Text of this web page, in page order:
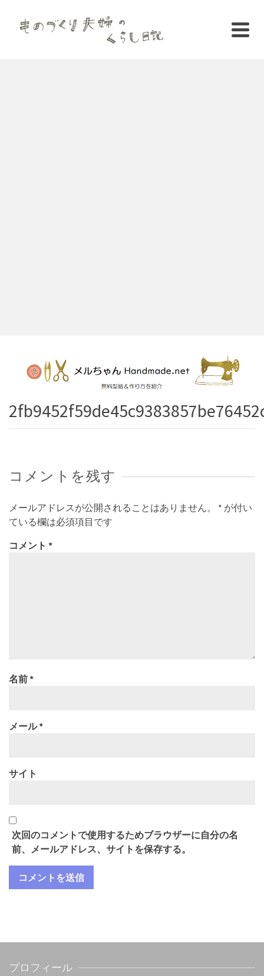
コメントを残す
メールアドレスが公開されることはありません。 * が付い
ている欄は必須項目です
コメント *
名前*
メール*
サイト
次回のコメントで使用するためブラウザーに自分の名
前、メールアドレス、サイトを保存する。
プロフィール